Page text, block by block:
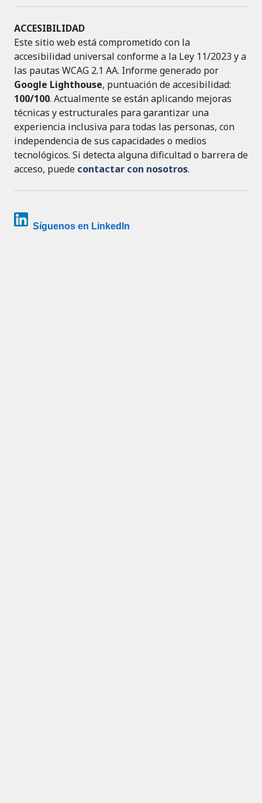
ACCESIBILIDAD
Este sitio web está comprometido con la
accesibilidad universal conforme a la Ley 11/2023 y a
las pautas WCAG 2.1 AA. Informe generado por
Google Lighthouse, puntuación de accesibilidad:
100/100. Actualmente se están aplicando mejoras
técnicas y estructurales para garantizar una
experiencia inclusiva para todas las personas, con
independencia de sus capacidades o medios
tecnológicos. Si detecta alguna dificultad o barrera de
acceso, puede contactar con nosotros.
Síguenos en LinkedIn